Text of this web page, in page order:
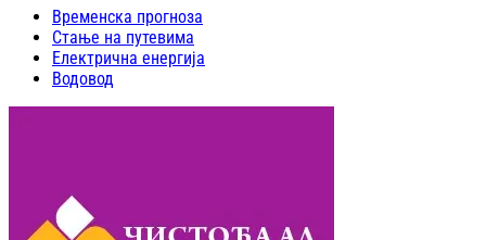
Временска прогноза
Стање на путевима
Електрична енергија
Водовод